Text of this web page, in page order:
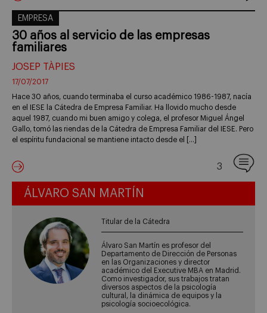
EMPRESA
30 años al servicio de las empresas
familiares
JOSEP TÀPIES
17/07/2017
Hace 30 años, cuando terminaba el curso académico 1986-1987, nacía
en el IESE la Cátedra de Empresa Familiar. Ha llovido mucho desde
aquel 1987, cuando mi buen amigo y colega, el profesor Miguel Ángel
Gallo, tomó las riendas de la Cátedra de Empresa Familiar del IESE. Pero
el espíritu fundacional se mantiene intacto desde el […]
3
ÁLVARO SAN MARTÍN
Titular de la Cátedra
Álvaro San Martín es profesor del
Departamento de Dirección de Personas
en las Organizaciones y director
académico del Executive MBA en Madrid.
Como investigador, sus trabajos tratan
diversos aspectos de la psicología
cultural, la dinámica de equipos y la
psicología socioecológica.